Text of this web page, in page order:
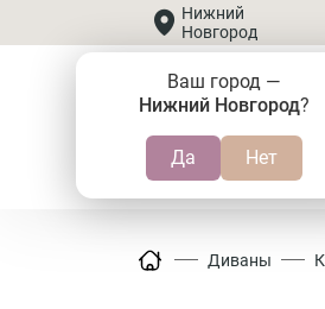
Нижний
Новгород
Ваш город —
Нижний Новгород?
8 (800) 505-37-20
Диваны